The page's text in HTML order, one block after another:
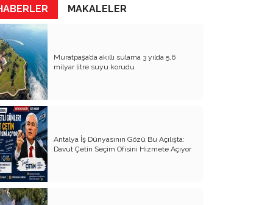
Ağaçlar Buz Kesti Meyvesi Kılıç Olan
Ağaçlar
KAYIP KAFATASI VE AĞLAYAN
HEYKEL
Dostluklar Nereye Kadar?
Gül Goncası ile Oruç Açmak
Ankara Güncesi
İnsaf! Bir Bardak Çay 255,5 Lira Olur
mu?
Hepten Gâvur mu Olalım?
Kim Dur Diyecek?
MAKALELER
Muratpaşa’da akıllı sulama 3 yılda 5,6
milyar litre suyu korudu
Antalya İş Dünyasının Gözü Bu Açılışta:
Davut Çetin Seçim Ofisini Hizmete Açıyor